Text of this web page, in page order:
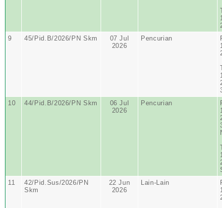
9
45/Pid.B/2026/PN Skm
07 Jul
2026
Pencurian
10
44/Pid.B/2026/PN Skm
06 Jul
2026
Pencurian
11
42/Pid.Sus/2026/PN
Skm
22 Jun
2026
Lain-Lain